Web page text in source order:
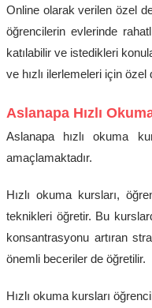
Online olarak verilen özel
öğrencilerin evlerinde
katılabilir ve istedikleri
ve hızlı ilerlemeleri için
Aslanapa Hızlı
Aslanapa hızlı okuma
amaçlamaktadır.
Hızlı okuma kursları,
teknikleri öğretir. Bu
konsantrasyonu artıran
önemli beceriler de öğretilir.
Hızlı okuma kursları